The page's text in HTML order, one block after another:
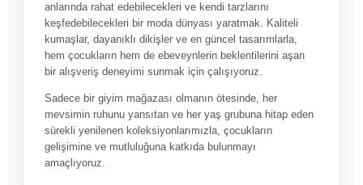
anlarında rahat edebilecekleri ve kendi tarzlarını
keşfedebilecekleri bir moda dünyası yaratmak. Kaliteli
kumaşlar, dayanıklı dikişler ve en güncel tasarımlarla,
hem çocukların hem de ebeveynlerin beklentilerini aşan
bir alışveriş deneyimi sunmak için çalışıyoruz.
Sadece bir giyim mağazası olmanın ötesinde, her
mevsimin ruhunu yansıtan ve her yaş grubuna hitap eden
sürekli yenilenen koleksiyonlarımızla, çocukların
gelişimine ve mutluluğuna katkıda bulunmayı
amaçlıyoruz.